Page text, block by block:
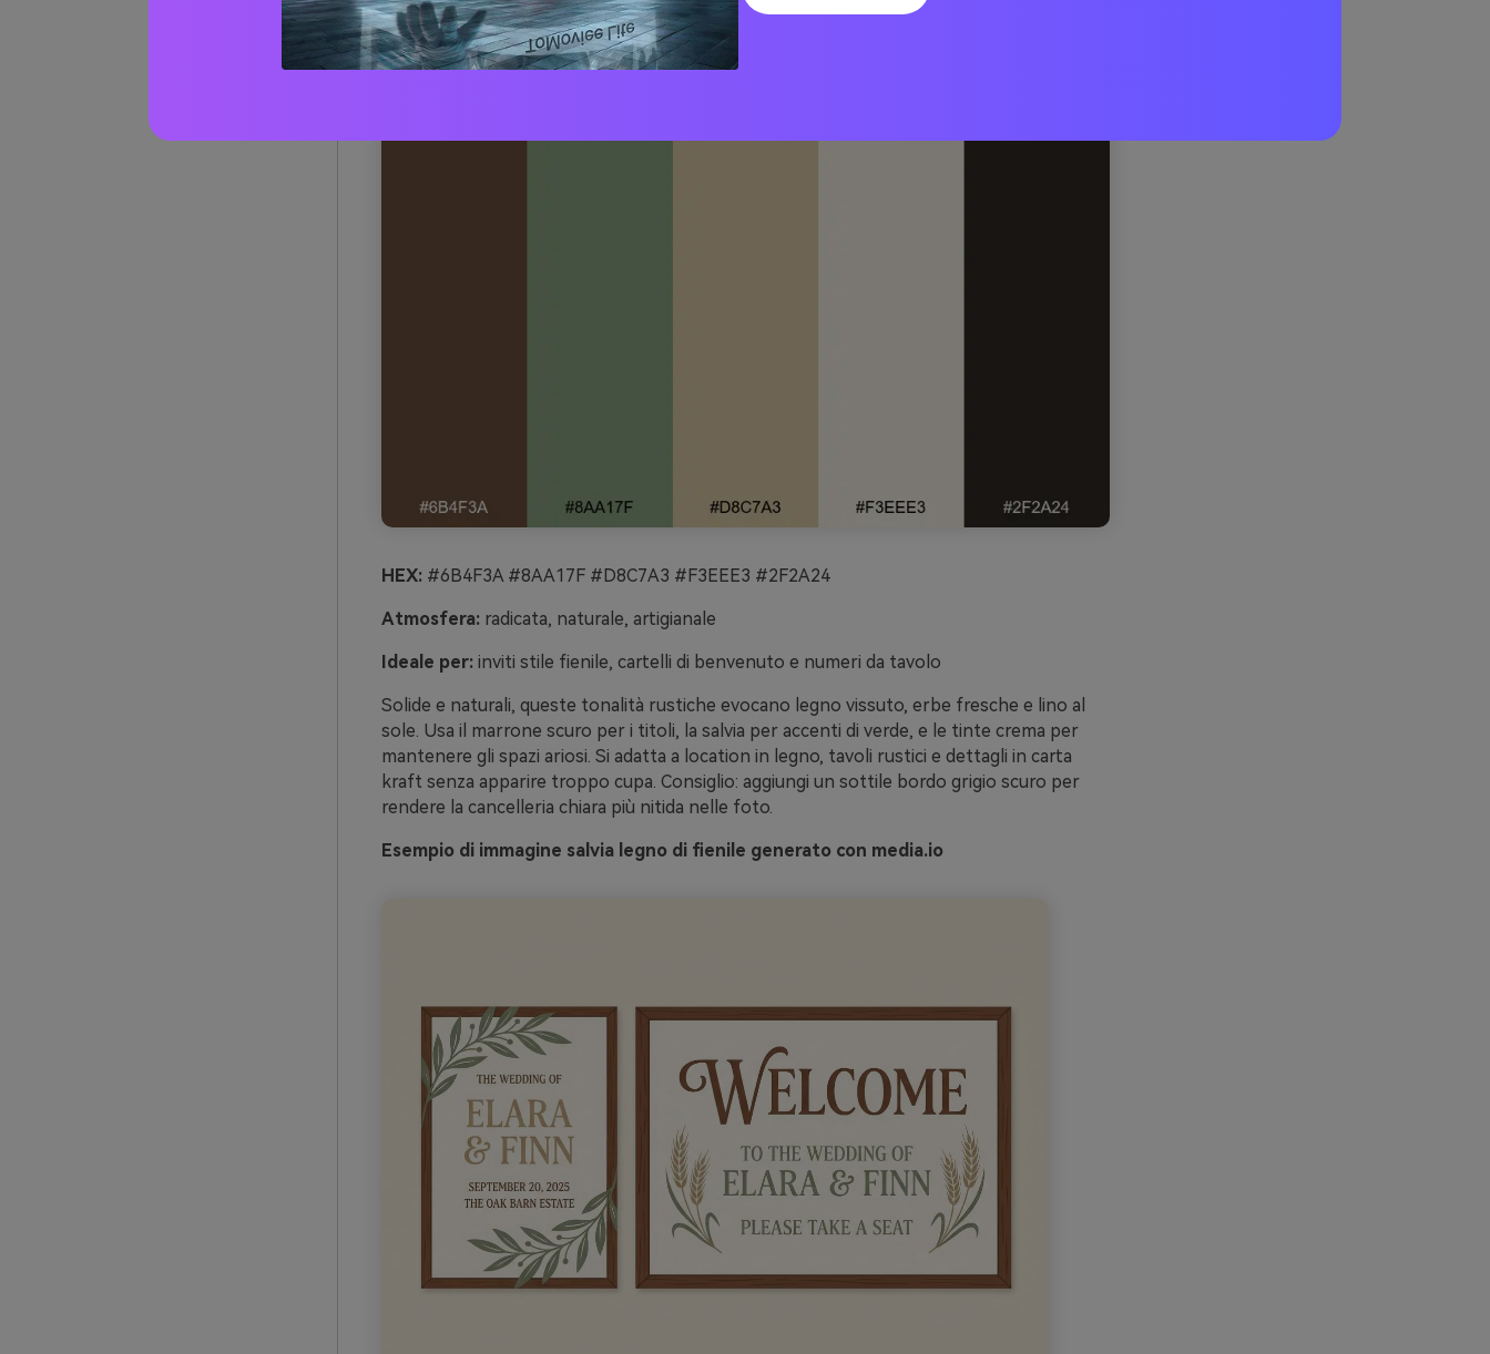
1) Salvia legno di fienile
HEX:#6B4F3A #8AA17F #D8C7A3 #F3EEE3 #2F2A24
Atmosfera:radicata, naturale, artigianale
Ideale per:inviti stile fienile, cartelli di benvenuto e numeri da tavolo
Solide e naturali, queste tonalità rustiche evocano legno vissuto, erbe fresche e lino al
sole. Usa il marrone scuro per i titoli, la salvia per accenti di verde, e le tinte crema per
mantenere gli spazi ariosi. Si adatta a location in legno, tavoli rustici e dettagli in carta
kraft senza apparire troppo cupa. Consiglio: aggiungi un sottile bordo grigio scuro per
rendere la cancelleria chiara più nitida nelle foto.
Esempio di immagine salvia legno di fienile generato con media.io